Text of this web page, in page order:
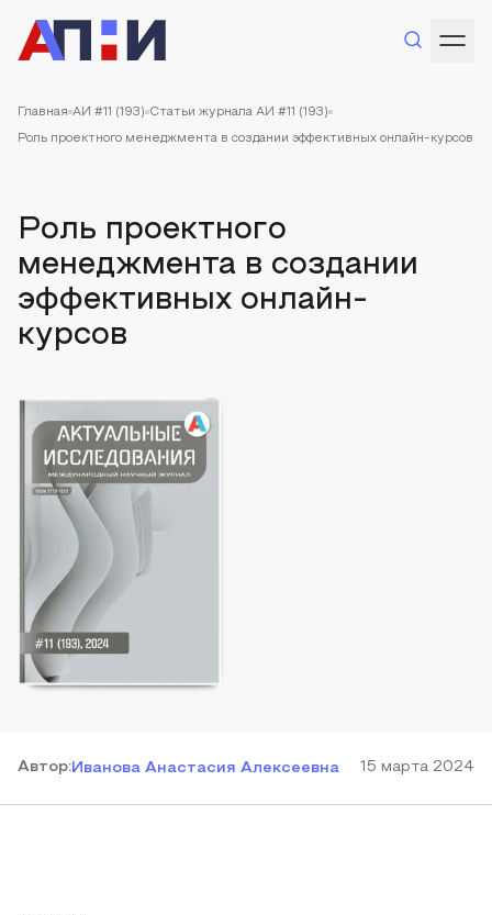
Главная АИ #11 (193) Статьи журнала АИ #11 (193)
Роль проектного менеджмента в создании эффективных онлайн-курсов
Роль проектного
менеджмента в создании
эффективных онлайн-
курсов
Автор:Иванова Анастасия Алексеевна 15 марта 2024